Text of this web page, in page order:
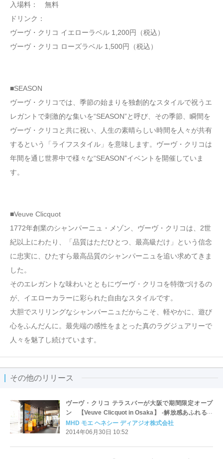
入場料： 無料
ドリンク：
ヴーヴ・クリコ イエローラベル 1,200円（税込）
ヴーヴ・クリコ ローズラベル 1,500円（税込）
■SEASON
ヴーヴ・クリコでは、季節の始まりを独創的なスタイルで祝うエ
レガントで刺激的な集いを“SEASON”と呼び、その季節、瞬間を
ヴーヴ・クリコと共に祝い、人生の素晴らしい時間を人々が共有
するという「ライフスタイル」を意味します。ヴーヴ・クリコは
年間を通じ世界中で様々な“SEASON”イベントを開催していま
す。
■Veuve Clicquot
1772年創業のシャンパーニュ・メゾン、ヴーヴ・クリコは、2世
紀以上にわたり、「品質はただひとつ、最高級だけ」という信念
に忠実に、ひたすら最高品質のシャンパーニュを追い求めてきま
した。
そのエレガントな味わいとともにヴーヴ・クリコを特徴づけるの
が、イエローカラーに彩られた自由なスタイルです。
大胆でスリリングなシャンパーニュだからこそ、軽やかに、遊び
心をふんだんに。最先端の感性をまとった真のラグジュアリーで
人々を魅了し続けています。
その他のリリース
ヴーヴ・クリコ テラスバーが大阪で期間限定オープ
ン 【Veuve Clicquot in Osaka】 -解放感あふれる心
地よいテラスで、ヴーヴ・クリコに酔いしれる夏-
MHD モエ ヘネシー ディアジオ株式会社
2014年06月30日 10:52